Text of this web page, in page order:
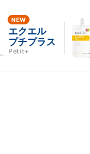
エクエル
プチプラス
Petit+